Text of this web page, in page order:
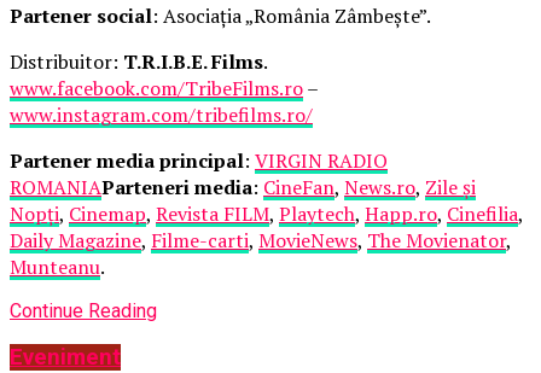
Partener social: Asociația „România Zâmbește”.
Distribuitor: T.R.I.B.E. Films.
www.facebook.com/TribeFilms.ro–
www.instagram.com/tribefilms.ro/
Partener media principal: VIRGIN RADIO
ROMANIAParteneri media: CineFan, News.ro, Zile și
Nopți, Cinemap, Revista FILM, Playtech, Happ.ro, Cinefilia,
Daily Magazine, Filme-carti, MovieNews, The Movienator,
Munteanu.
Continue Reading
Eveniment